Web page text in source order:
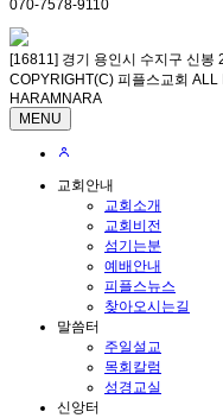
070-7578-9110
[16811] 경기 용인시 수지구 신
COPYRIGHT(C) 피플스교회
HARAMNARA
MENU
교회안내
교회소개
교회비전
섬기는분
예배안내
피플스뉴스
찾아오시는길
말씀터
주일설교
목회칼럼
성경교실
신앙터